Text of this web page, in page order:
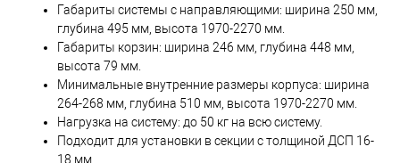
Габариты системы с направляющими: ширина 250 мм,
глубина 495 мм, высота 1970-2270 мм.
Габариты корзин: ширина 246 мм, глубина 448 мм,
высота 79 мм.
Минимальные внутренние размеры корпуса: ширина
264-268 мм, глубина 510 мм, высота 1970-2270 мм.
Нагрузка на систему: до 50 кг на всю систему.
Подходит для установки в секции с толщиной ДСП 16-
18 мм.